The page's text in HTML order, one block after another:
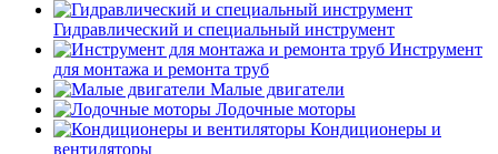
Гидравлический и специальный инструмент
Инструмент
для монтажа и ремонта труб
Малые двигатели
Лодочные моторы
Кондиционеры и
вентиляторы